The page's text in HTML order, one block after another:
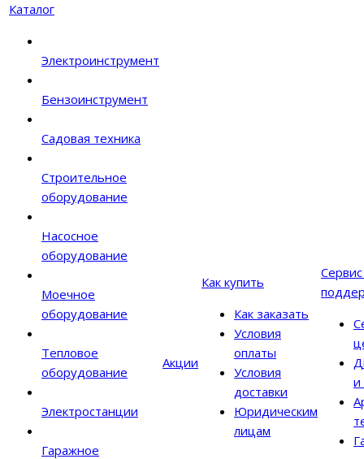
Каталог
Электроинструмент
Бензоинструмент
Садовая техника
Строительное
оборудование
Насосное
оборудование
Моечное
оборудование
Тепловое
оборудование
Электростанции
Гаражное
Акции
Как купить
Как заказать
Условия
оплаты
Условия
доставки
Юридическим
лицам